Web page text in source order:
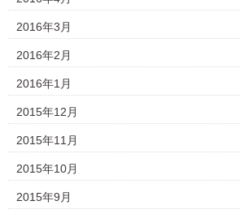
2016年3月
2016年2月
2016年1月
2015年12月
2015年11月
2015年10月
2015年9月